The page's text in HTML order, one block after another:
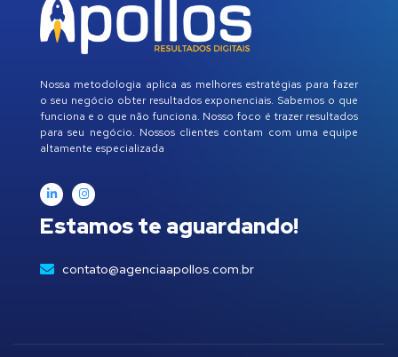
Nossa metodologia aplica as melhores estratégias para fazer
o seu negócio obter resultados exponenciais. Sabemos o que
funciona e o que não funciona. Nosso foco é trazer resultados
para seu negócio. Nossos clientes contam com uma equipe
altamente especializada
Estamos te aguardando!
contato@agenciaapollos.com.br